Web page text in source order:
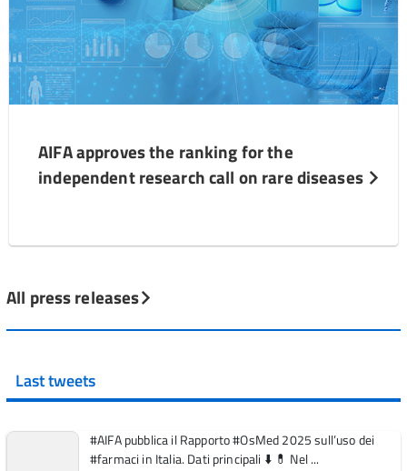
AIFA approves the ranking for the
independent research call on rare diseases
All press releases
Last tweets
#AIFA pubblica il Rapporto #OsMed 2025 sull’uso dei
#farmaci in Italia. Dati principali ⬇️ 💊 Nel ...